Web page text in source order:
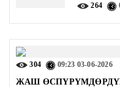
264
304 09:23 03-06-2026
ЖАШ